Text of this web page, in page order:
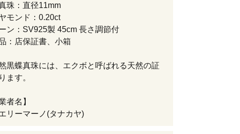
珠：直径11mm
モンド：0.20ct
ン：SV925製 45cm 長さ調節付
：店保証書、小箱
黒蝶真珠には、エクボと呼ばれる天然の証
ます。
者名】
リーマーノ(タナカヤ)